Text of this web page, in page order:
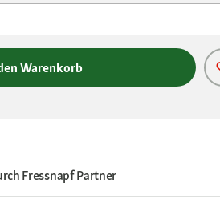
Warenkorb
Fressnapf Partner